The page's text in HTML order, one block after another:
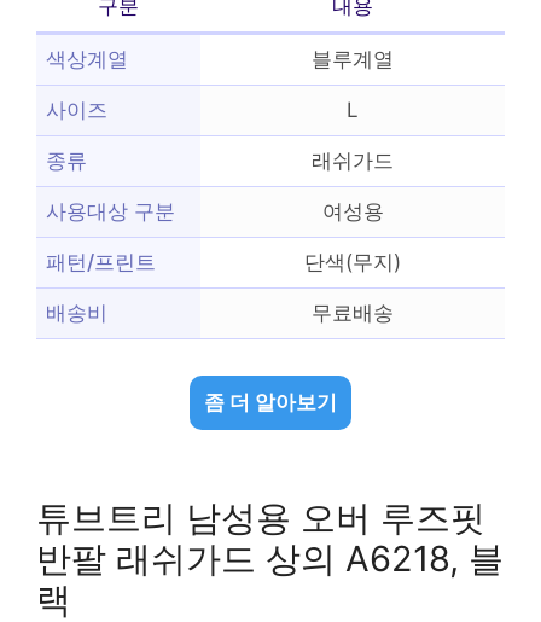
구분 내용
색상계열 블루계열
사이즈 L
종류 래쉬가드
사용대상 구분 여성용
패턴/프린트 단색(무지)
배송비 무료배송
좀 더 알아보기
튜브트리 남성용 오버 루즈핏
반팔 래쉬가드 상의 A6218, 블
랙